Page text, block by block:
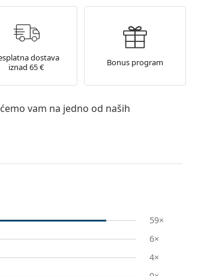
dostava
iznad 65 €
Bonus program
vam na jedno od naših
59×
6×
4×